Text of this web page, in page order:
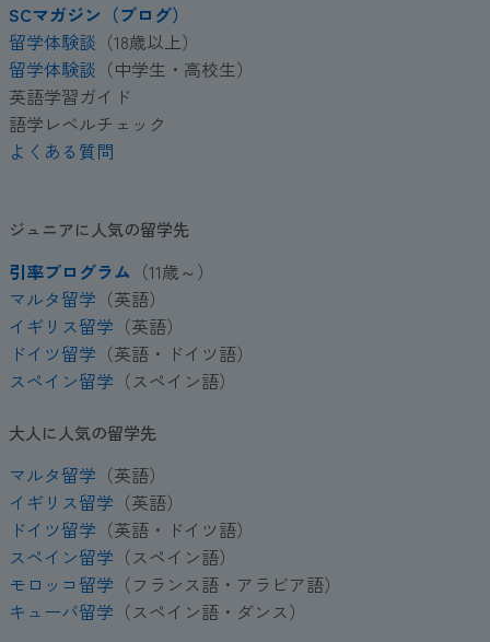
SCマガジン（ブログ）
留学体験談 （18歳以上）
留学体験談 （中学生・高校生）
英語学習ガイド
語学レベルチェック
よくある質問
ジュニアに人気の留学先
引率プログラム （11歳～）
マルタ留学 （英語）
イギリス留学 （英語）
ドイツ留学 （英語・ドイツ語）
スペイン留学 （スペイン語）
大人に人気の留学先
マルタ留学 （英語）
イギリス留学 （英語）
ドイツ留学 （英語・ドイツ語）
スペイン留学 （スペイン語）
モロッコ留学 （フランス語・アラビア語）
キューバ留学 （スペイン語・ダンス）